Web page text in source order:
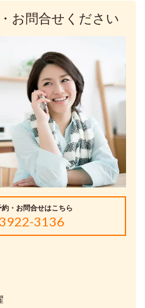
お問合せください
・お問合せはこちら
3136